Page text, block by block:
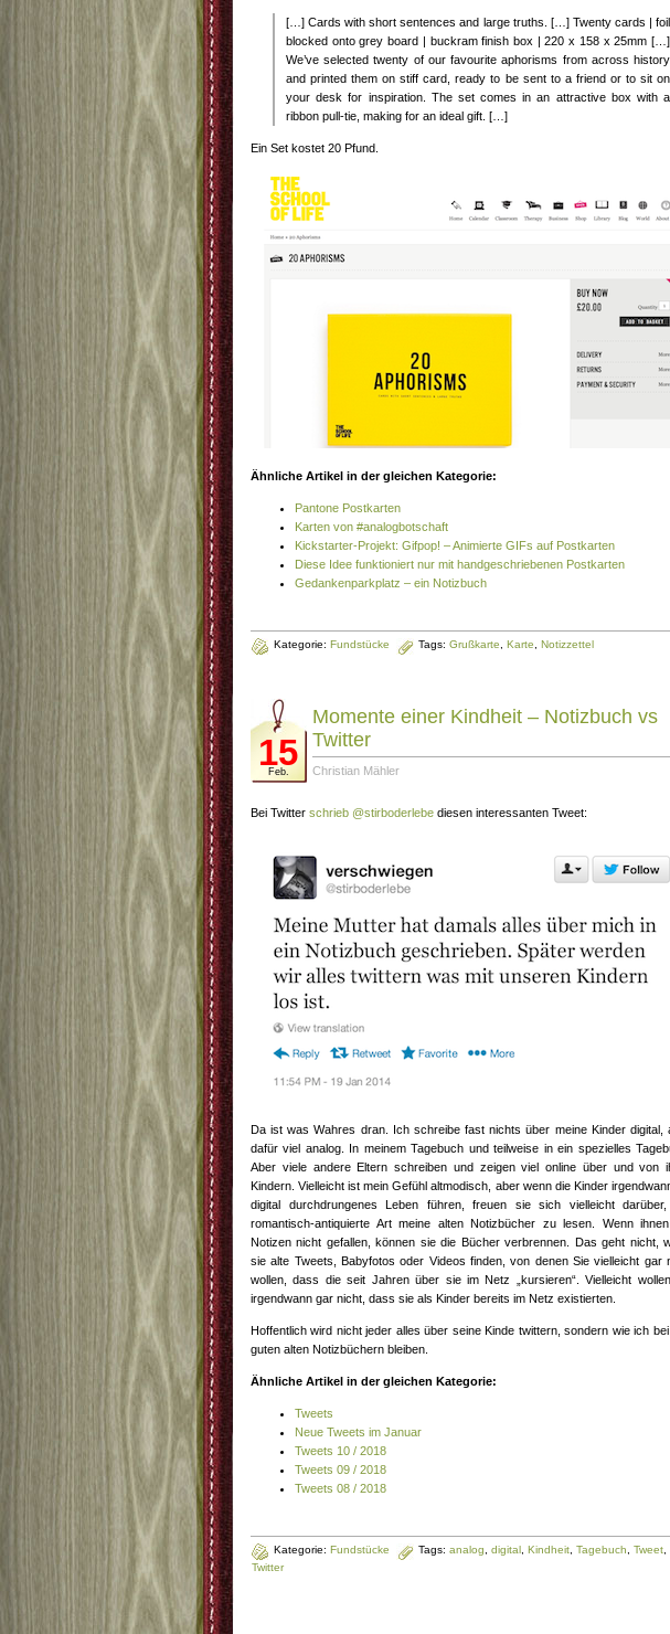
[…] Cards with short sentences and large truths. […] Twenty cards | foil
blocked onto grey board | buckram finish box | 220 x 158 x 25mm […]
We’ve selected twenty of our favourite aphorisms from across history
and printed them on stiff card, ready to be sent to a friend or to sit on
your desk for inspiration. The set comes in an attractive box with a
ribbon pull-tie, making for an ideal gift. […]
Ein Set kostet 20 Pfund.
Ähnliche Artikel in der gleichen Kategorie:
Pantone Postkarten
Karten von #analogbotschaft
Kickstarter-Projekt: Gifpop! – Animierte GIFs auf Postkarten
Diese Idee funktioniert nur mit handgeschriebenen Postkarten
Gedankenparkplatz – ein Notizbuch
Kategorie: Fundstücke Tags: Grußkarte Karte Notizzettel
15
Feb.
Momente einer Kindheit – Notizbuch vs
Twitter
Christian Mähler
Bei Twitter schrieb @stirboderlebe diesen interessanten Tweet:
Da ist was Wahres dran. Ich schreibe fast nichts über meine Kinder digital,
dafür viel analog. In meinem Tagebuch und teilweise in ein spezielles
Aber viele andere Eltern schreiben und zeigen viel online über und von
Kindern. Vielleicht ist mein Gefühl altmodisch, aber wenn die Kinder
digital durchdrungenes Leben führen, freuen sie sich vielleicht
romantisch-antiquierte Art meine alten Notizbücher zu lesen. Wenn
Notizen nicht gefallen, können sie die Bücher verbrennen. Das geht nicht,
sie alte Tweets, Babyfotos oder Videos finden, von denen Sie vielleicht gar
wollen, dass die seit Jahren über sie im Netz „kursieren“. Vielleicht
irgendwann gar nicht, dass sie als Kinder bereits im Netz existierten.
Hoffentlich wird nicht jeder alles über seine Kinde twittern, sondern wie ich
guten alten Notizbüchern bleiben.
Ähnliche Artikel in der gleichen Kategorie:
Tweets
Neue Tweets im Januar
Tweets 10 / 2018
Tweets 09 / 2018
Tweets 08 / 2018
Kategorie: Fundstücke Tags: analog digital Kindheit Tagebuch Tweet
Twitter